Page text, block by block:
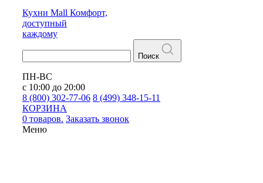
Кухни Mall Комфорт,
доступный
каждому
Поиск
ПН-ВС
с 10:00 до 20:00
8 (800) 302-77-06 8 (499) 348-15-11
КОРЗИНА
0 товаров. Заказать звонок
Меню